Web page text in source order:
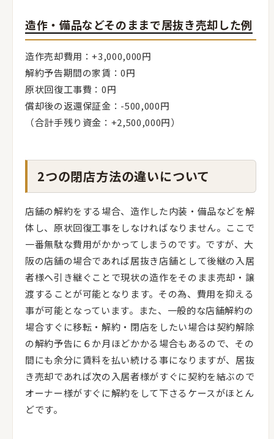
造作・備品などそのままで居抜き売却した例
造作売却費用：+3,000,000円
解約予告期間の家賃：0円
原状回復工事費：0円
償却後の返還保証金：-500,000円
（合計手残り資金：+2,500,000円）
2つの閉店方法の違いについて
店舗の解約をする場合、造作した内装・備品などを解
体し、原状回復工事をしなければなりません。ここで
一番無駄な費用がかかってしまうのです。ですが、大
阪の店舗の場合であれば居抜き店舗として後継の入居
者様へ引き継ぐことで現状の造作をそのまま売却・譲
渡することが可能となります。その為、費用を抑える
事が可能となっています。また、一般的な店舗解約の
場合すぐに移転・解約・閉店をしたい場合は契約解除
の解約予告に６か月ほどかかる場合もあるので、その
間にも余分に賃料を払い続ける事になりますが、居抜
き売却であれば次の入居者様がすぐに契約を結ぶので
オーナー様がすぐに解約をして下さるケースがほとん
どです。